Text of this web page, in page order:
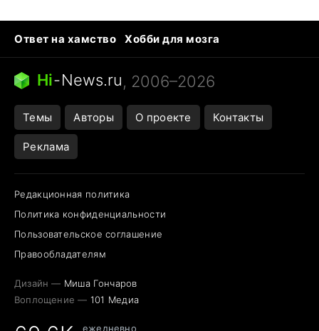
Ответ на хамство
Хобби для мозга
Бензин 100 vs 95
Тунцы в океанариуме
Следующая пандемия
Hi-News.ru, 2006–2026
Темы Авторы О проекте Контакты
Реклама
Редакционная политика
Политика конфиденциальности
Пользовательское соглашение
Правообладателям
Дизайн — Миша Гончаров
Воплощение — 101 Медиа
ежедневно